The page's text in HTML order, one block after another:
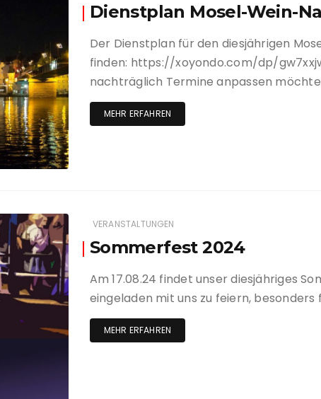
Dienstplan Mosel-Wein-
Der Dienstplan für den diesjährigen
finden: https://xoyondo.com/dp/
nachträglich Termine anpassen
MEHR ERFAHREN
VERANSTALTUNGEN
Sommerfest 2024
Am 17.08.24 findet unser diesjähriges
eingeladen mit uns zu feiern,
MEHR ERFAHREN